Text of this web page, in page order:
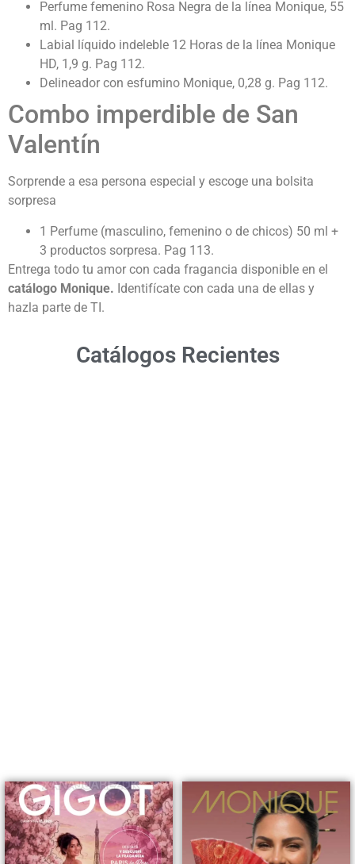
Perfume femenino Rosa Negra de la línea Monique, 55
ml. Pag 112.
Labial líquido indeleble 12 Horas de la línea Monique
HD, 1,9 g. Pag 112.
Delineador con esfumino Monique, 0,28 g. Pag 112.
Combo imperdible de San
Valentín
Sorprende a esa persona especial y escoge una bolsita
sorpresa
1 Perfume (masculino, femenino o de chicos) 50 ml +
3 productos sorpresa. Pag 113.
Entrega todo tu amor con cada fragancia disponible en el
catálogo Monique. Identifícate con cada una de ellas y
hazla parte de TI.
Catálogos Recientes